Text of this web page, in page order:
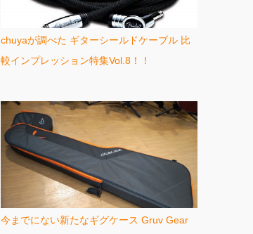
chuyaが調べた ギターシールドケーブル 比
較インプレッション特集Vol.8！！
今までにない新たなギグケース Gruv Gear